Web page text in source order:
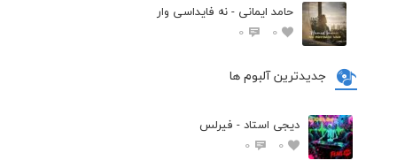
حامد ایمانی - نه فایداسی وار
0
0
جدیدترین آلبوم ها
دیجی استاد - فیرلس
0
0